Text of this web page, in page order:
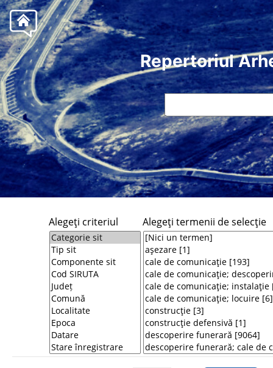
Repertoriul
Alegeţi criteriul Alegeţi termenii de selecţie